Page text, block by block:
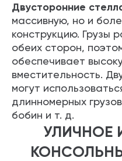
Двусторонние
массивную, но и
конструкцию. Грузы
обеих сторон,
обеспечивает
вместительность.
могут
длинномерных
бобин и т. д.
УЛИЧНОЕ